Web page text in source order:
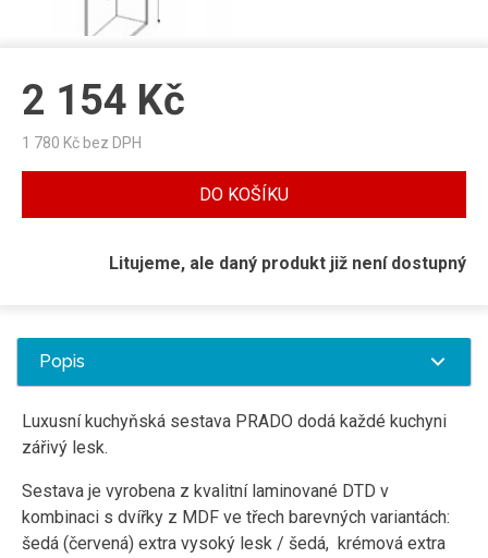
2 154 Kč
1 780 Kč bez DPH
DO KOŠÍKU
Litujeme, ale daný produkt již není dostupný
Popis
Luxusní kuchyňská sestava PRADO dodá každé kuchyni
zářivý lesk.
Sestava je vyrobena z kvalitní laminované DTD v
kombinaci s dvířky z MDF ve třech barevných variantách:
šedá (červená) extra vysoký lesk / šedá, krémová extra